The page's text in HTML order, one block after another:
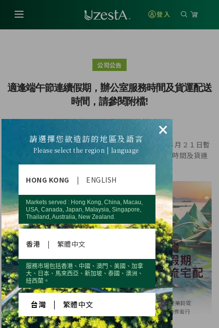
登入
公司公告
適逢端午節連續假期，辦公室服務時間及貨運配送
時間，請參閱附檔!
適逢端午節連續假期，台北辦公室將於６月１９日~６月２１日暫
停服務，並於６月２２日恢復正常營業。 辦公室服務時間及貨運
配送時間，請參閱附檔！
×
請選擇您欲造訪的地區及語言
Please select the region | language
HONG KONG | ENGLISH
Markets served : Hong Kong, China, Macau,
USA, Canada, Japan, Malaysia, Singapore,
Thailand, Australia, New Zealand.
香港 | 繁體中文
服務市場包括香港、中國、澳門、美國、加拿
大、日本、馬來西亞、新加坡、泰國、澳洲、
紐西蘭。
台灣 繁體中文